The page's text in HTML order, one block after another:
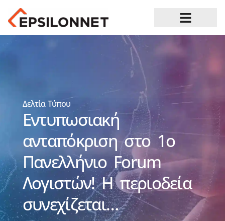
Δελτία Τύπου
Εντυπωσιακή
ανταπόκριση στο 1ο
Πανελλήνιο Forum
Λογιστών! Η περιοδεία
συνεχίζεται…